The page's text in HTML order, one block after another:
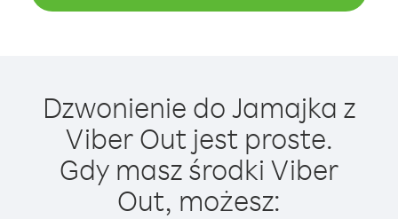
Dzwonienie do Jamajka z
Viber Out jest proste.
Gdy masz środki Viber
Out, możesz: